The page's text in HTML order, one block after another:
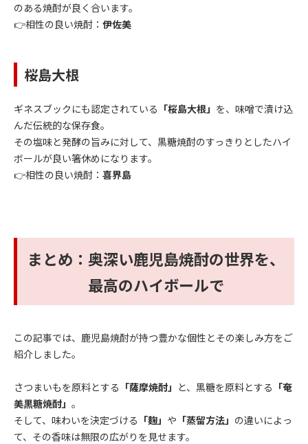
のある焼酎が良く合います。
👉相性の良い焼酎： 伊佐美
桜島大根
ギネスブックにも認定されている 「桜島大根」 を、味噌で漬け込
んだ伝統的な保存食。
その塩味と発酵の旨みに対して、黒糖焼酎のすっきりとしたハイ
ボールが良い箸休めになります。
👉相性の良い焼酎： 喜界島
まとめ：奥深い鹿児島焼酎の世界を、
最高のハイボールで
この記事では、鹿児島焼酎が持つ豊かな個性とその楽しみ方をご
紹介しました。
さつまいもを原料とする 「薩摩焼酎」 と、黒糖を原料とする 「奄
美黒糖焼酎」 。
そして、味わいを決定づける 「麹」 や 「蒸留方法」 の違いによっ
て、その香味は無限の広がりを見せます。